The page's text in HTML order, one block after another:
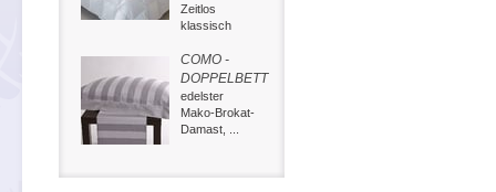
Zeitlos
klassisch
COMO -
DOPPELBETT
edelster
Mako-Brokat-
Damast, ...